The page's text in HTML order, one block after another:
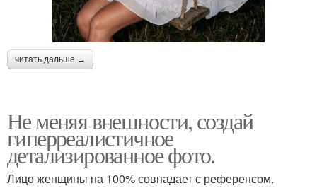
читать дальше →
Не меняя внешности, создай
гиперреалистичное
детализированное фото.
Лицо женщины на 100% совпадает с референсом.